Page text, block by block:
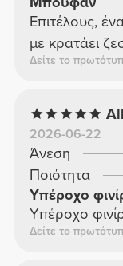
Επιτέλους,
με κρατάει
Δείτε το
2026-06-22
Άνεση
Ποιότητα
Υπέροχο
Υπέροχο
Δείτε το